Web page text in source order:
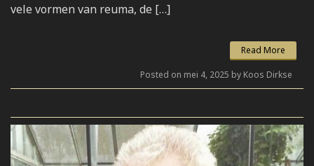
vele vormen van reuma, de […]
Read More
Posted on mei 4, 2025 by Koos Dirkse